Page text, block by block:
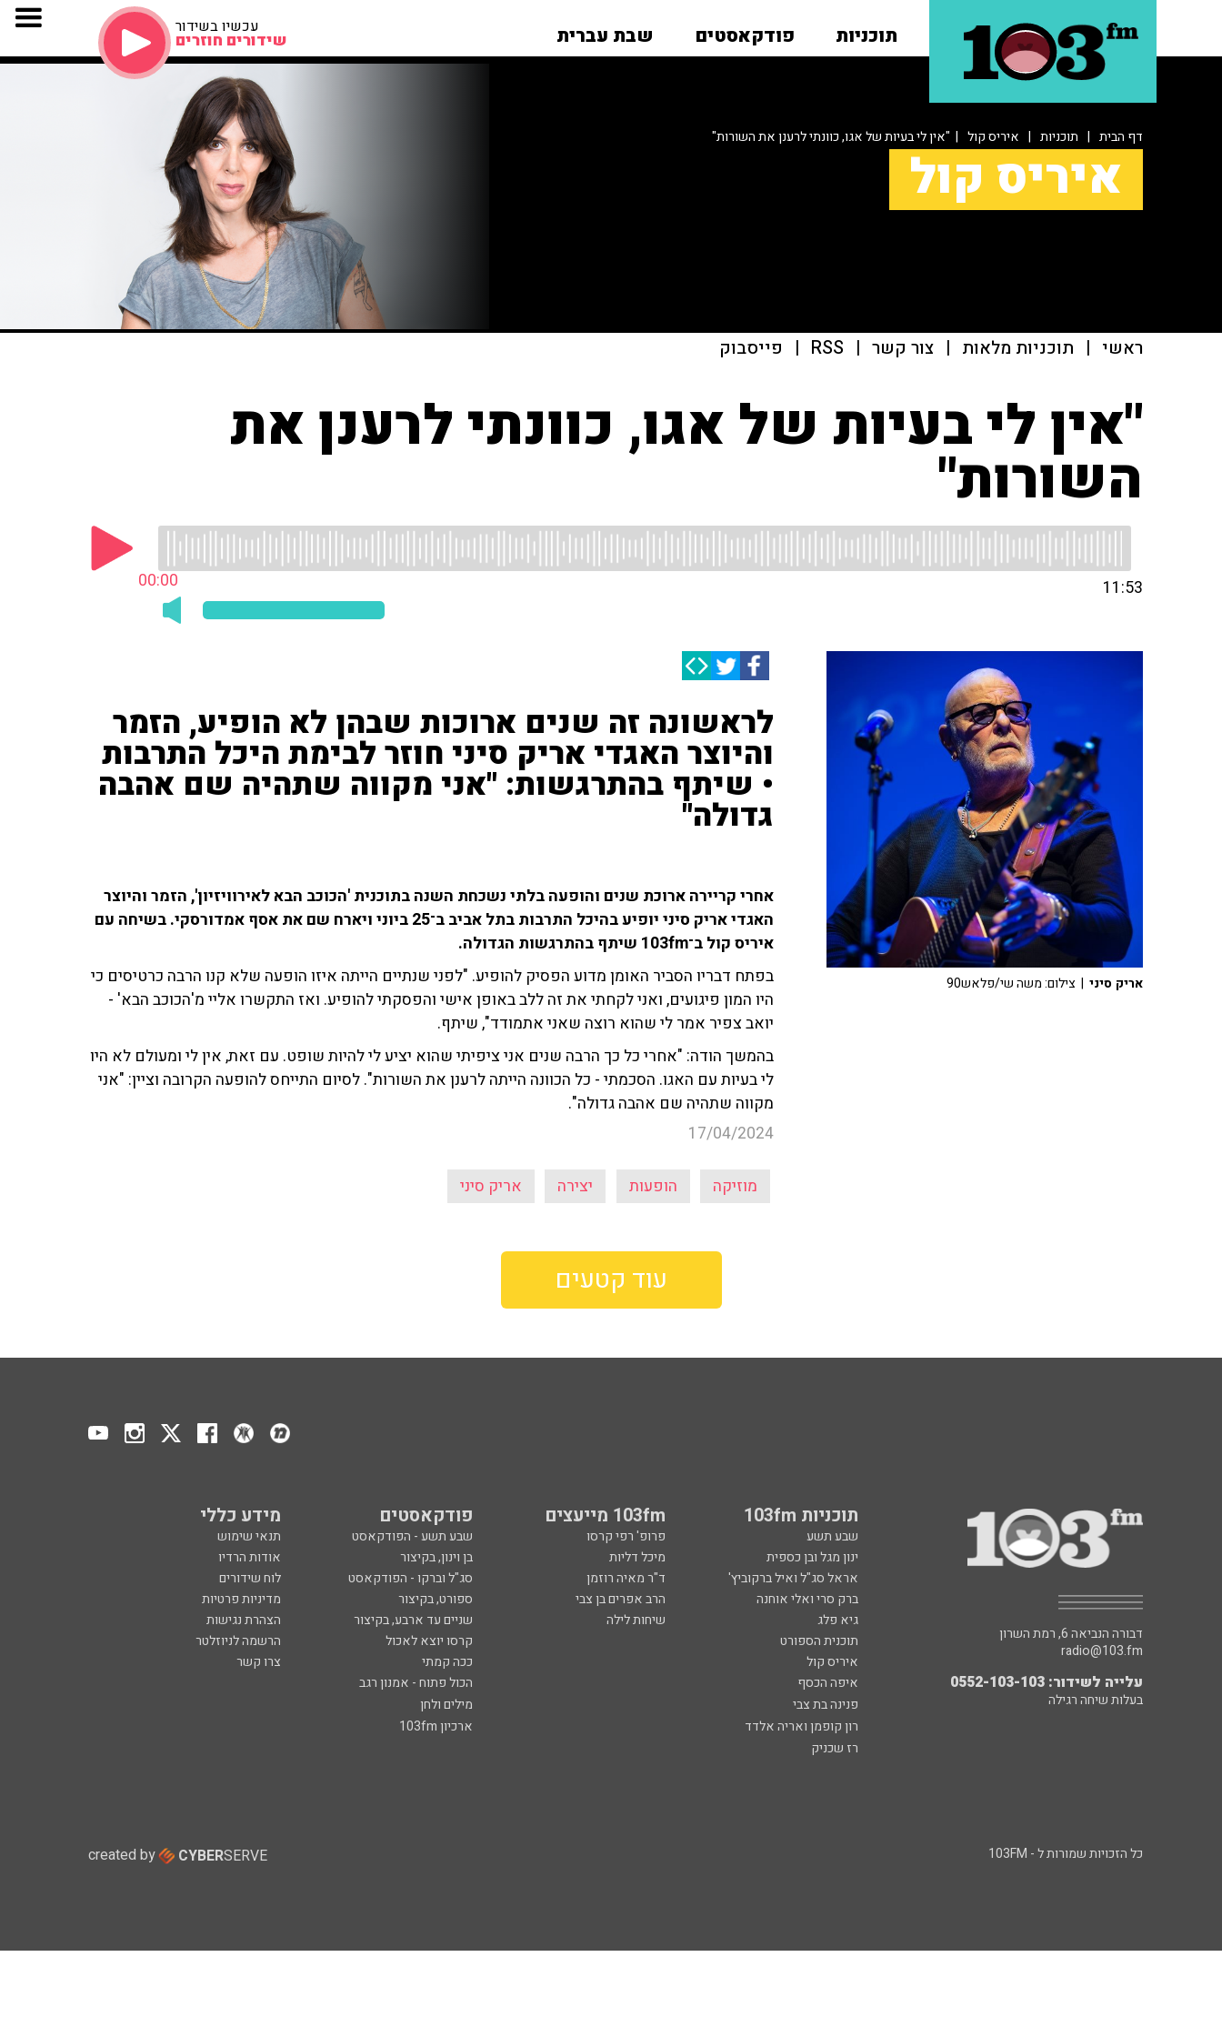
תוכניות פודקאסטים שבת עברית עכשיו בשידור
שידורים חוזרים
דף הבית | תוכניות | איריס קול | "אין לי בעיות של אגו, כוונתי לרענן את השורות"
איריס קול
ראשי | תוכניות מלאות | צור קשר |
RSS
| פייסבוק
"אין לי בעיות של אגו, כוונתי לרענן את
השורות"
00:00 11:53
לראשונה זה שנים ארוכות שבהן לא הופיע, הזמר
והיוצר האגדי אריק סיני חוזר לבימת היכל התרבות
• שיתף בהתרגשות: "אני מקווה שתהיה שם אהבה
גדולה"
אחרי קריירה ארוכת שנים והופעה בלתי נשכחת השנה בתוכנית 'הכוכב הבא לאירוויזיון', הזמר והיוצר
האגדי אריק סיני יופיע בהיכל התרבות בתל אביב ב־25 ביוני ויארח שם את אסף אמדורסקי. בשיחה עם
איריס קול ב־103fm שיתף בהתרגשות הגדולה.
בפתח דבריו הסביר האומן מדוע הפסיק להופיע. "לפני שנתיים הייתה איזו הופעה שלא קנו הרבה כרטיסים כי
היו המון פיגועים, ואני לקחתי את זה ללב באופן אישי והפסקתי להופיע. ואז התקשרו אליי מ'הכוכב הבא' -
יואב צפיר אמר לי שהוא רוצה שאני אתמודד", שיתף.
בהמשך הודה: "אחרי כל כך הרבה שנים אני ציפיתי שהוא יציע לי להיות שופט. עם זאת, אין לי ומעולם לא היו
לי בעיות עם האגו. הסכמתי - כל הכוונה הייתה לרענן את השורות". לסיום התייחס להופעה הקרובה וציין: "אני
מקווה שתהיה שם אהבה גדולה".
17/04/2024
מוזיקה הופעות יצירה אריק סיני
אריק סיני | צילום: משה שי/פלאש90
עוד קטעים
תוכניות 103fm 103fm מייעצים פודקאסטים מידע כללי
שבע תשע פרופ' רפי קרסו שבע תשע - הפודקאסט
תנאי שימוש
ינון מגל ובן כספית
מיכל דליות בן וינון, בקיצור
אודות הרדיו
אראל סג"ל ואיל ברקוביץ'
ד"ר מאיה רוזמן סג"ל וברקו - הפודקאסט
לוח שידורים
ברק סרי ואלי אוחנה
הרב אפרים בן צבי ספורט, בקיצור
מדיניות פרטיות
גיא פלג
שיחות לילה שניים עד ארבע, בקיצור
הצהרת נגישות
תוכנית הספורט
קרסו יוצא לאכול
הרשמה לניוזלטר
איריס קול
ככה קמתי
צרו קשר
איפה הכסף
הכול פתוח - אמנון רגב
פנינה בת צבי
מילים ולחן
רון קופמן ואריה אלדד
ארכיון 103fm
רז שכניק
דבורה הנביאה 6, רמת השרון
radio@103.fm
עלייה לשידור: 0552-103-103
בעלות שיחה רגילה
כל הזכויות שמורות ל - 103FM created by CYBERSERVE